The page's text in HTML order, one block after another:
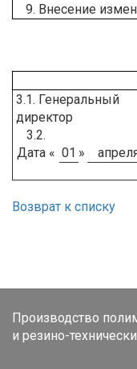
9. Внесение
3.1. Генеральный
директор
3.2.
Дата « 01 »
Возврат к списку
Производство
и резино-